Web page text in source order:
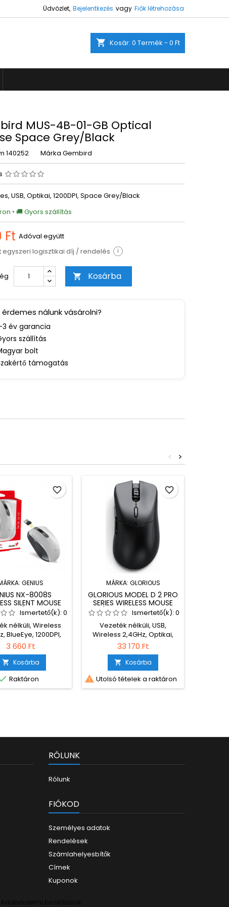
Üdvözlet, Bejelentkezés vagy Fiók létrehozása
shopping_cart Kosár: 0 Termék - 0 Ft
MUS-4B-01-GB Optical
Space Grey/Black
140252 Márka Gembird
USB, Optikai, 1200DPI, Space Grey/Black
• 🚚 Gyors szállítás
Ft Adóval együtt
egyszeri logisztikai díj / rendelés i
 Kosárba
nálunk vásárolni?
3 év garancia
szállítás
bolt
támogatás
>
<
GENIUS
NX-8008S
SILENT MOUSE
WHITE/GREY
Ismertető(k): 0
nélküli, Wireless
BlueEye, 1200DPI,
Grey, Csendes
működés
3 660 Ft
 Kosárba
Raktáron
favorite_border
MÁRKA: GLORIOUS
GLORIOUS MODEL D 2 PRO
SERIES WIRELESS MOUSE
4K/8KHZ EDITION BLACK
Ismertető(k): 0
Vezeték nélküli, USB,
Wireless 2,4GHz, Optikai,
26000DPI, Black, Újratölthető,
Gamer
33 170 Ft
 Kosárba
 Utolsó tételek a raktáron
favorite_border
RÓLUNK
Rólunk
FIÓKOD
Személyes adatok
Rendelések
Számlahelyesbítők
Címek
Kuponok